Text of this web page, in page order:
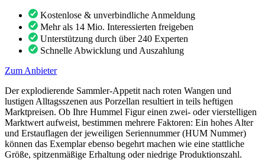
Kostenlose & unverbindliche Anmeldung
Mehr als 14 Mio. Interessierten freigeben
Unterstützung durch über 240 Experten
Schnelle Abwicklung und Auszahlung
Zum Anbieter
Der explodierende Sammler-Appetit nach roten Wangen und
lustigen Alltagsszenen aus Porzellan resultiert in teils heftigen
Marktpreisen. Ob Ihre Hummel Figur einen zwei- oder vierstelligen
Marktwert aufweist, bestimmen mehrere Faktoren: Ein hohes Alter
und Erstauflagen der jeweiligen Seriennummer (HUM Nummer)
können das Exemplar ebenso begehrt machen wie eine stattliche
Größe, spitzenmäßige Erhaltung oder niedrige Produktionszahl.